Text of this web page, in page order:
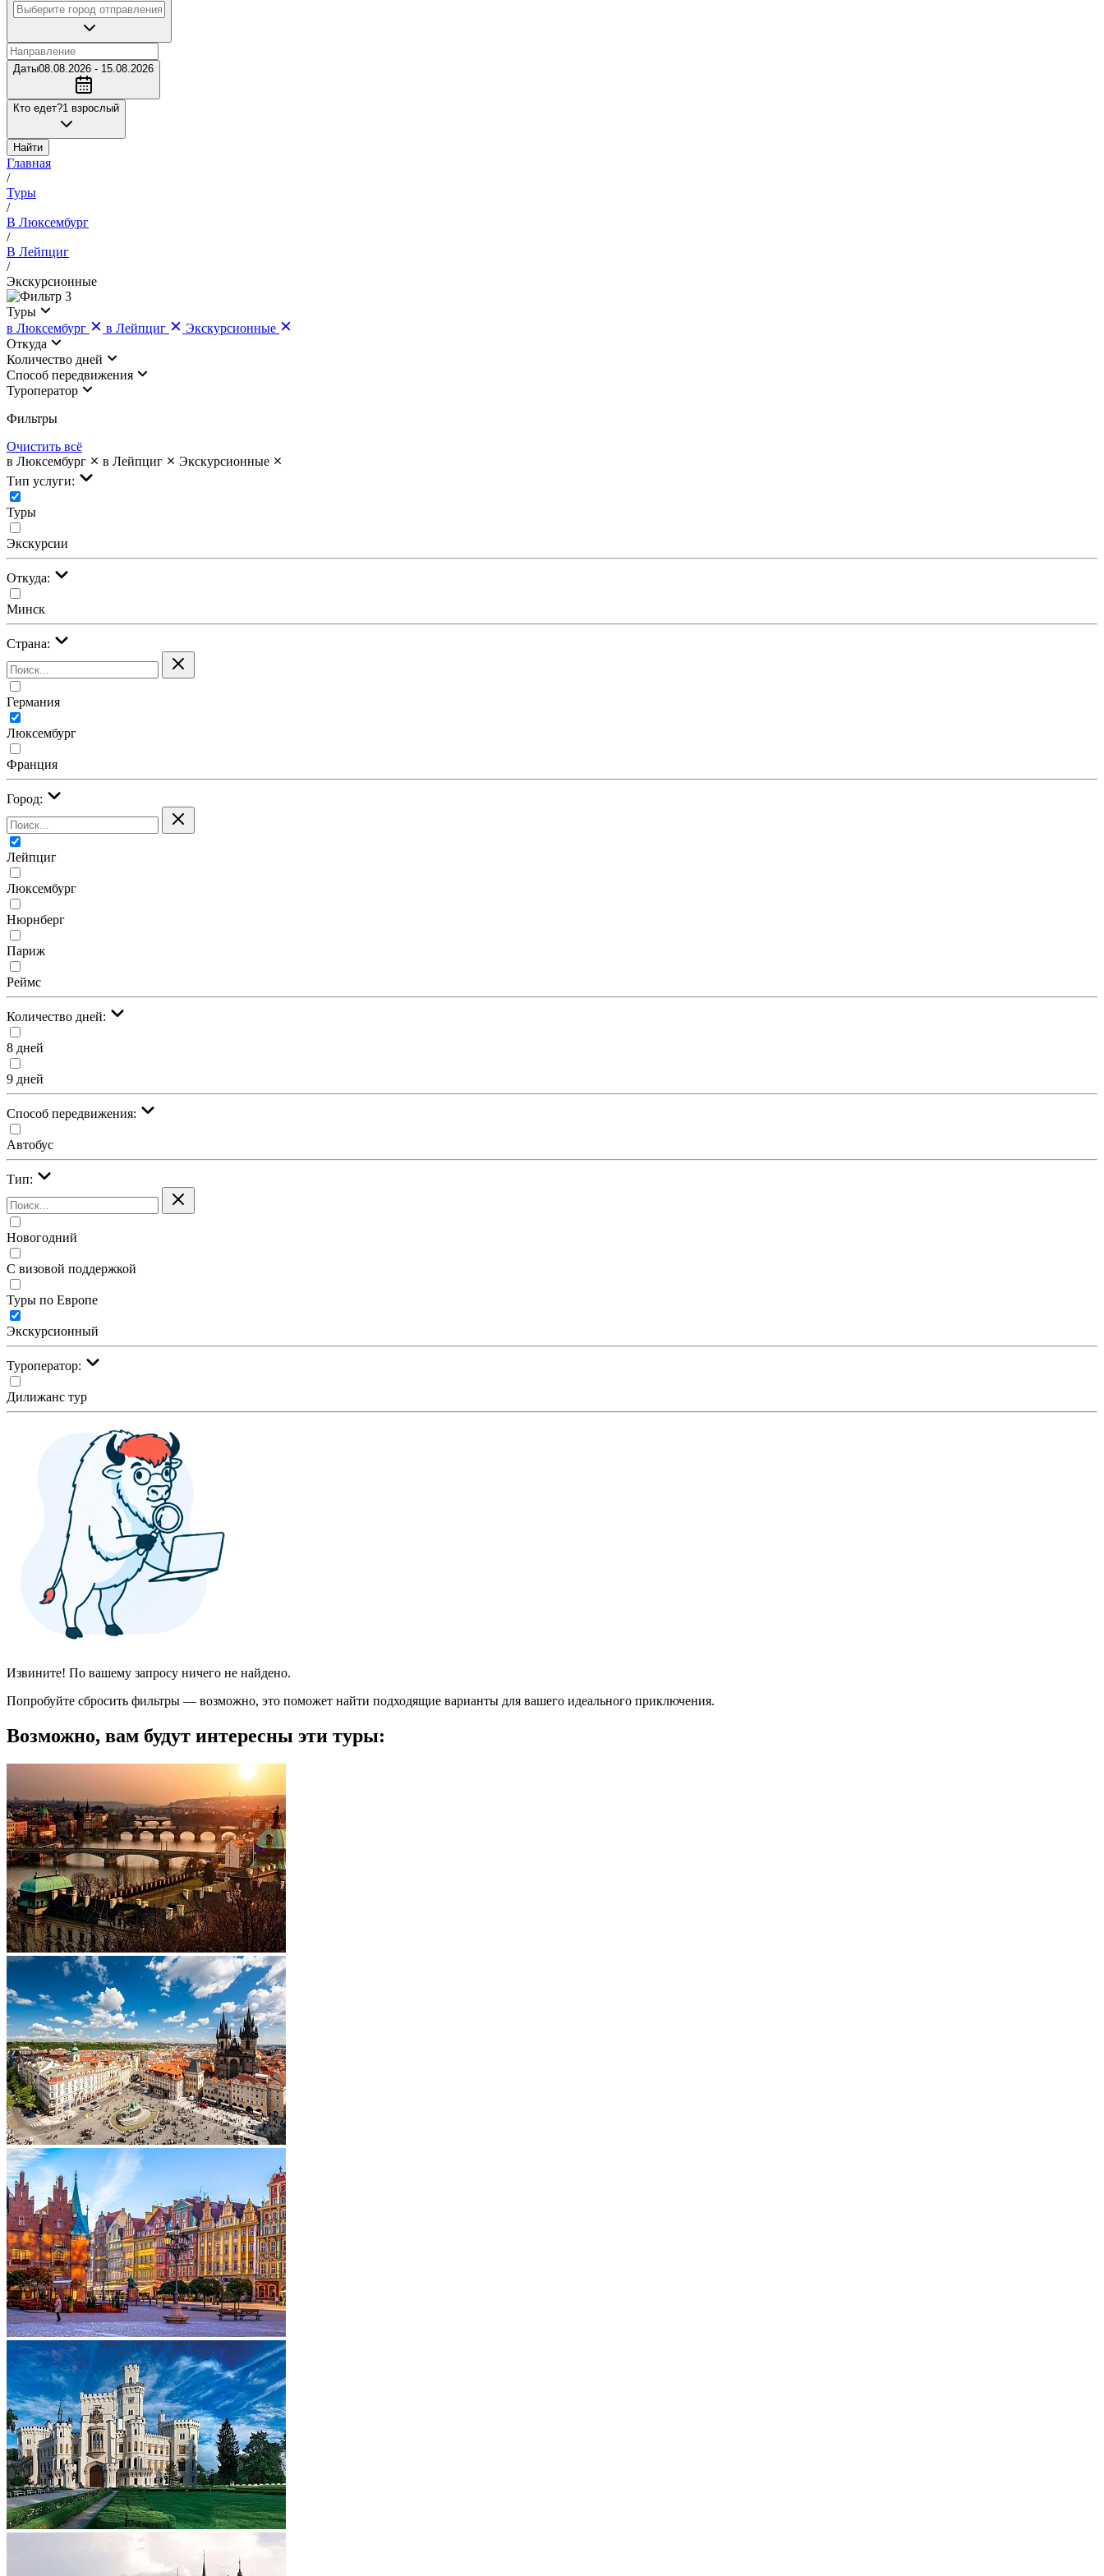
Даты08.08.2026 - 15.08.2026
Кто едет?1 взрослый
Найти
Главная
/
Туры
/
В Люксембург
/
В Лейпциг
/
Экскурсионные
3
Туры
в Люксембург
в Лейпциг
Экскурсионные
Откуда
Количество дней
Cпособ передвижения
Туроператор
Фильтры
Очистить всё
в Люксембург
в Лейпциг
Экскурсионные
Тип услуги:
Туры
Экскурсии
Откуда:
Минск
Страна:
Германия
Люксембург
Франция
Город:
Лейпциг
Люксембург
Нюрнберг
Париж
Реймс
Количество дней:
8 дней
9 дней
Cпособ передвижения:
Автобус
Тип:
Новогодний
С визовой поддержкой
Туры по Европе
Экскурсионный
Туроператор:
Дилижанс тур
Извините! По вашему запросу ничего не найдено.
Попробуйте сбросить фильтры — возможно, это поможет найти подходящие варианты для вашего идеального приключения.
Возможно, вам будут интересны эти туры: